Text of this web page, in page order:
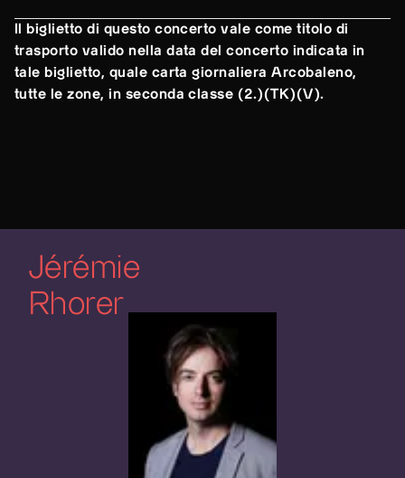
Il biglietto di questo concerto vale come titolo di
trasporto valido nella data del concerto indicata in
tale biglietto, quale carta giornaliera Arcobaleno,
tutte le zone, in seconda classe (2.)(TK)(V).
Jérémie
Rhorer